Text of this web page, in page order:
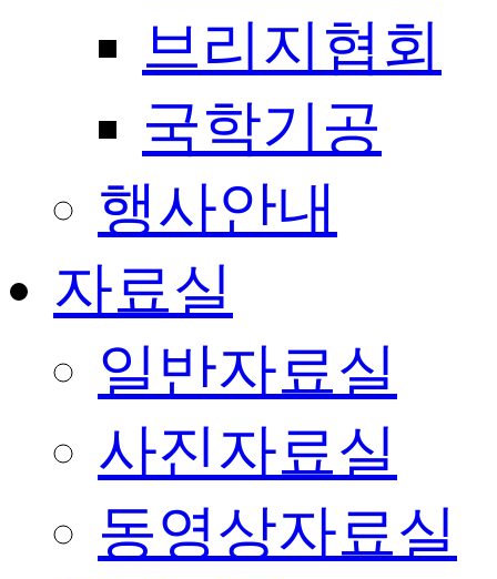
브리지협회
국학기공
행사안내
자료실
일반자료실
사진자료실
동영상자료실